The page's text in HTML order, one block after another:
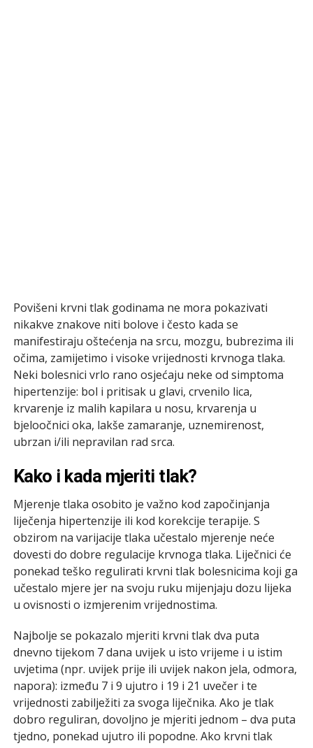
Povišeni krvni tlak godinama ne mora pokazivati
nikakve znakove niti bolove i često kada se
manifestiraju oštećenja na srcu, mozgu, bubrezima ili
očima, zamijetimo i visoke vrijednosti krvnoga tlaka.
Neki bolesnici vrlo rano osjećaju neke od simptoma
hipertenzije: bol i pritisak u glavi, crvenilo lica,
krvarenje iz malih kapilara u nosu, krvarenja u
bjeloočnici oka, lakše zamaranje, uznemirenost,
ubrzan i/ili nepravilan rad srca.
Kako i kada mjeriti tlak?
Mjerenje tlaka osobito je važno kod započinjanja
liječenja hipertenzije ili kod korekcije terapije. S
obzirom na varijacije tlaka učestalo mjerenje neće
dovesti do dobre regulacije krvnoga tlaka. Liječnici će
ponekad teško regulirati krvni tlak bolesnicima koji ga
učestalo mjere jer na svoju ruku mijenjaju dozu lijeka
u ovisnosti o izmjerenim vrijednostima.
Najbolje se pokazalo mjeriti krvni tlak dva puta
dnevno tijekom 7 dana uvijek u isto vrijeme i u istim
uvjetima (npr. uvijek prije ili uvijek nakon jela, odmora,
napora): između 7 i 9 ujutro i 19 i 21 uvečer i te
vrijednosti zabilježiti za svoga liječnika. Ako je tlak
dobro reguliran, dovoljno je mjeriti jednom – dva puta
tjedno, ponekad ujutro ili popodne. Ako krvni tlak